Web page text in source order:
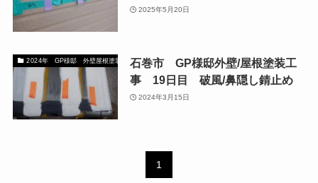
2025年5月20日
2024年 GP様邸 外壁屋根塗装工事 宮城県石巻市石巻市 GP様邸外壁/屋根塗装工
事 19日目 破風/鼻隠し錆止め
2024年3月15日
1